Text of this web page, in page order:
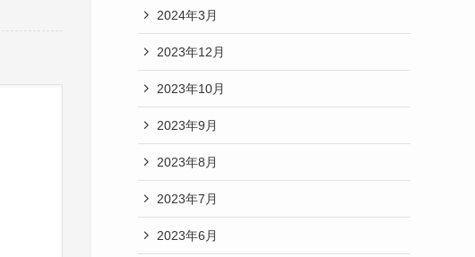
2024年3月
2023年12月
2023年10月
2023年9月
2023年8月
2023年7月
2023年6月